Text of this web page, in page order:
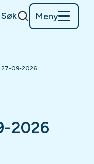
Søk Meny
27-09-2026
2026